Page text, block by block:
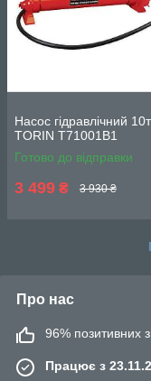
Насос гідравлічний 10т
TORIN T71001B1
Готово до відправки
3 499 ₴ 3 930 ₴
Про нас
96% позитивних з
Працює з